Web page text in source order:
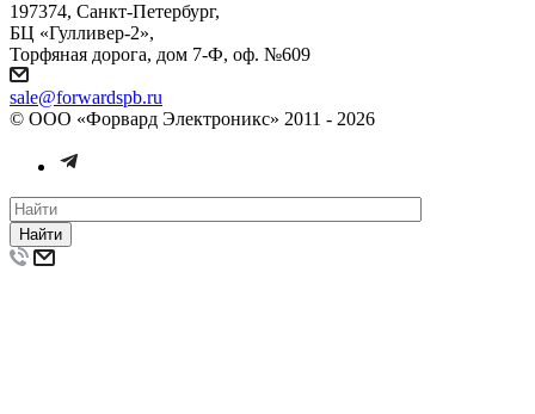
197374, Санкт-Петербург,
БЦ «Гулливер-2»,
Торфяная дорога, дом 7-Ф, оф. №609
sale@forwardspb.ru
© ООО «Форвард Электроникс» 2011 - 2026
Найти